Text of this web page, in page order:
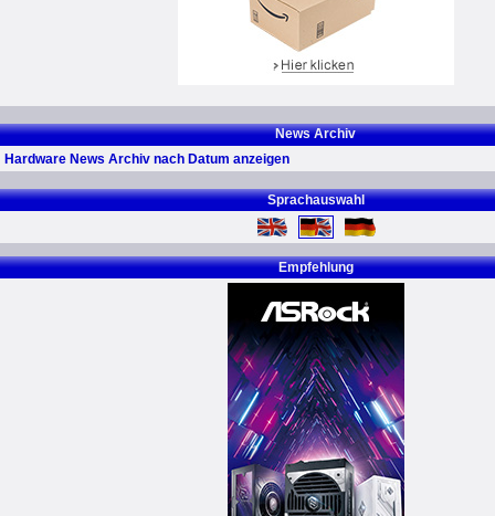
News Archiv
Hardware News Archiv nach Datum anzeigen
Sprachauswahl
Empfehlung